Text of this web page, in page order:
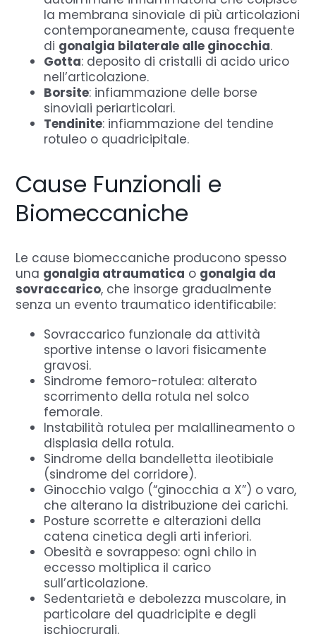
la membrana sinoviale di più articolazioni
contemporaneamente, causa frequente
di gonalgia bilaterale alle ginocchia.
Gotta: deposito di cristalli di acido urico
nell’articolazione.
Borsite: infiammazione delle borse
sinoviali periarticolari.
Tendinite: infiammazione del tendine
rotuleo o quadricipitale.
Cause Funzionali e
Biomeccaniche
Le cause biomeccaniche producono spesso
una gonalgia atraumatica o gonalgia da
sovraccarico, che insorge gradualmente
senza un evento traumatico identificabile:
Sovraccarico funzionale da attività
sportive intense o lavori fisicamente
gravosi.
Sindrome femoro-rotulea: alterato
scorrimento della rotula nel solco
femorale.
Instabilità rotulea per malallineamento o
displasia della rotula.
Sindrome della bandelletta ileotibiale
(sindrome del corridore).
Ginocchio valgo (“ginocchia a X”) o varo,
che alterano la distribuzione dei carichi.
Posture scorrette e alterazioni della
catena cinetica degli arti inferiori.
Obesità e sovrappeso: ogni chilo in
eccesso moltiplica il carico
sull’articolazione.
Sedentarietà e debolezza muscolare, in
particolare del quadricipite e degli
ischiocrurali.